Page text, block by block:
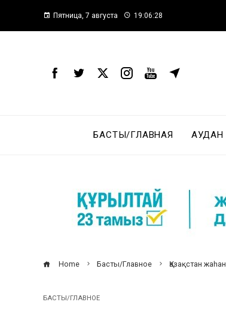
Пятница, 7 августа 19:06:29
БАСТЫ/ГЛАВНАЯ
Home Басты/Главное Қазақстан
БАСТЫ/ГЛАВНОЕ